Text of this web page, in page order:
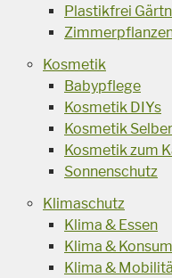
Plastikfrei
Kosmetik
Babypflege
Kosmetik DIYs
Kosmetik
Kosmetik zum
Sonnenschutz
Klimaschutz
Klima & Essen
Klima & Konsum
Klima &